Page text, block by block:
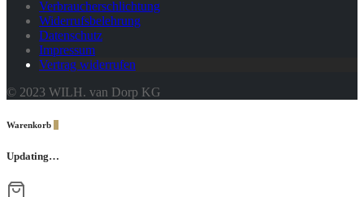
Verbraucherschlichtung
Widerrufsbelehrung
Datenschutz
Impressum
Vertrag widerrufen
© 2023 WILH. van Dorp KG
Warenkorb
Updating…